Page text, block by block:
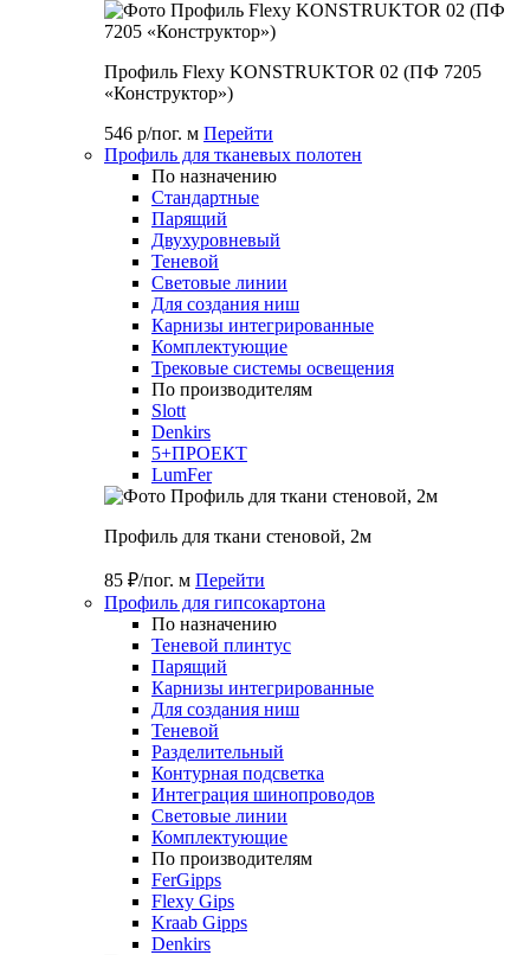
Профиль Flexy KONSTRUKTOR 02 (ПФ 7205
«Конструктор»)
546 р/пог. м Перейти
Профиль для тканевых полотен
По назначению
Стандартные
Парящий
Двухуровневый
Теневой
Световые линии
Для создания ниш
Карнизы интегрированные
Комплектующие
Трековые системы освещения
По производителям
Slott
Denkirs
5+ПРОЕКТ
LumFer
Профиль для ткани стеновой, 2м
85 ₽/пог. м Перейти
Профиль для гипсокартона
По назначению
Теневой плинтус
Парящий
Карнизы интегрированные
Для создания ниш
Теневой
Разделительный
Контурная подсветка
Интеграция шинопроводов
Световые линии
Комплектующие
По производителям
FerGipps
Flexy Gips
Kraab Gipps
Denkirs